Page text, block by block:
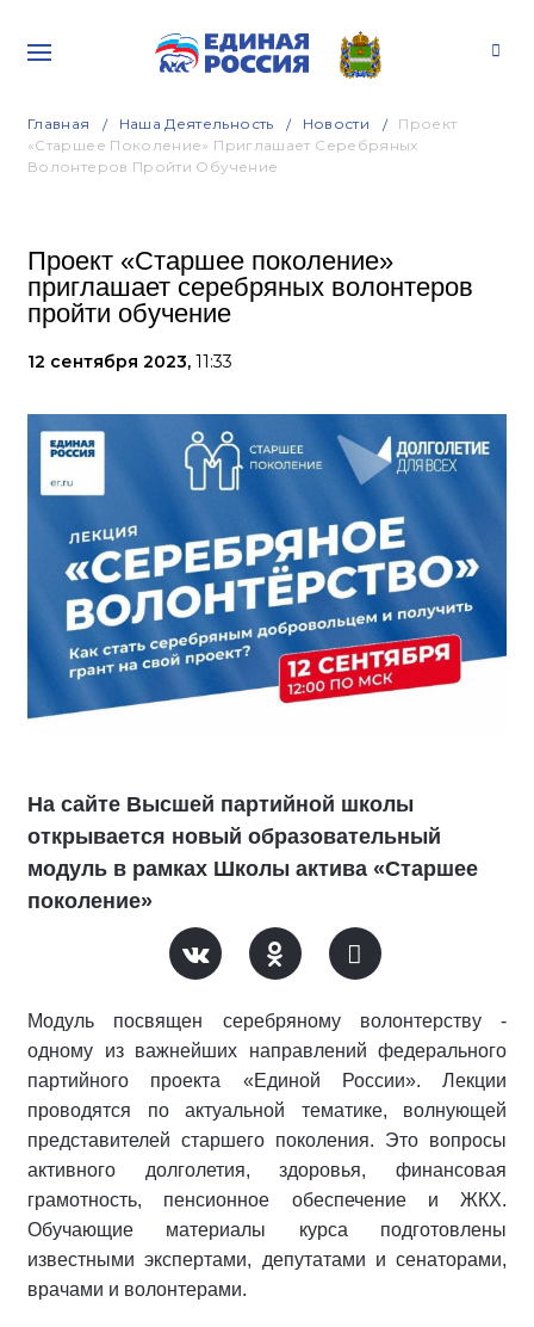
Главная Наша Деятельность Новости
Проект
«Старшее Поколение» Приглашает Серебряных
Волонтеров Пройти Обучение
Проект «Старшее поколение»
приглашает серебряных волонтеров
пройти обучение
12 сентября 2023, 11:33
На сайте Высшей партийной школы
открывается новый образовательный
модуль в рамках Школы актива «Старшее
поколение»
Модуль посвящен серебряному волонтерству -
одному из важнейших направлений федерального
партийного проекта «Единой России». Лекции
проводятся по актуальной тематике, волнующей
представителей старшего поколения. Это вопросы
активного долголетия, здоровья, финансовая
грамотность, пенсионное обеспечение и ЖКХ.
Обучающие материалы курса подготовлены
известными экспертами, депутатами и сенаторами,
врачами и волонтерами.